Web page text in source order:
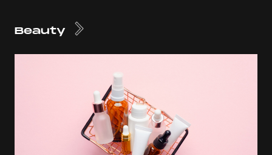
Beauty